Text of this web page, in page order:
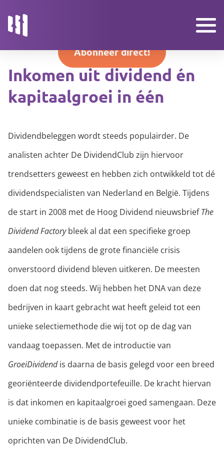
NIEUWSBRIEVEN
PORTFOLIO
VEELGESTELDE VRAGEN
Direct inloggen
Wachtwoord
Wachtwoord vergeten?
Inloggen
Abonneer direct!
Inkomen uit dividend én
kapitaalgroei in één
Dividendbeleggen wordt steeds populairder. De
analisten achter De DividendClub zijn hiervoor
trendsetters geweest en hebben zich ontwikkeld tot dé
dividendspecialisten van Nederland en België. Tijdens
de start in 2008 met de Hoog Dividend nieuwsbriefThe
Dividend Factorybleek al dat een specifieke groep
aandelen ook tijdens de grote financiële crisis
onverstoord dividend bleven uitkeren. De meesten
doen dat nog steeds. Wij hebben het DNA van deze
bedrijven in kaart gebracht wat heeft geleid tot een
unieke selectiemethode die wij tot op de dag van
vandaag toepassen. Met de introductie van
GroeiDividendis daarna de basis gelegd voor een breed
georiënteerde dividendportefeuille. De kracht hiervan
is dat inkomen en kapitaalgroei goed samengaan. Deze
unieke combinatie is de basis geweest voor het
oprichten van De DividendClub.